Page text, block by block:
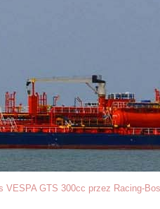
VESPA GTS 300cc przez Racing-